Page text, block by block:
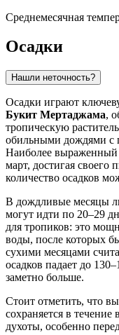
Среднемесячная
Осадки
Нашли неточность?
Осадки играют
Букит Мертаджама,
тропическую
обильными дождями с
Наиболее выраженный
март, достигая своего
количество осадков
В дождливые месяцы
могут идти по 20–29
для тропиков: это
воды, после которых
сухими месяцами
осадков падает до
заметно больше.
Стоит отметить, что
сохраняется в
духоты, особенно